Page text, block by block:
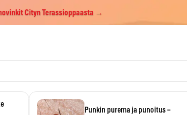
Cityn Terassioppaasta →
Punkin purema ja punoitus –